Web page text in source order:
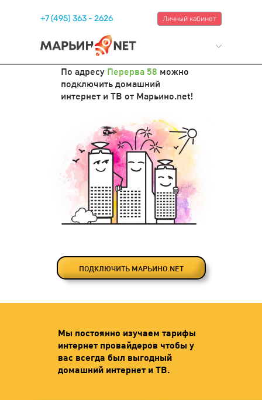
+7 (495) 363 - 2626 Личный кабинет
По адресу Перерва 58 можно
подключить домашний
интернет и ТВ от Марьино.net!
ПОДКЛЮЧИТЬ МАРЬИНО.NET
Мы постоянно изучаем тарифы
интернет провайдеров чтобы у
вас всегда был выгодный
домашний интернет и ТВ.